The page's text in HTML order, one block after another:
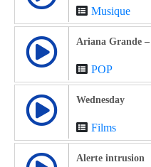
Musique
Ariana Grande –
POP
Wednesday
Films
Alerte intrusion